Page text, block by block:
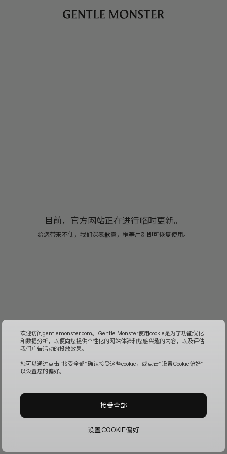
目前，官方网站正在进行临时更新。
给您带来不便，我们深表歉意，稍等片刻即可恢复使用。
欢迎访问gentlemonster.com。Gentle Monster使用cookie是为了功能优化
和数据分析，以便向您提供个性化的网站体验和您感兴趣的内容，以及评估
我们广告活动的投放效果。
您可以通过点击“接受全部“确认接受这些cookie，或点击“设置Cookie偏好”
以设置您的偏好。
设置COOKIE偏好
接受全部